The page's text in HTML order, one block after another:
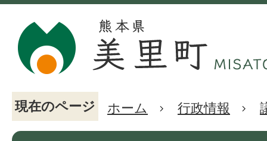
現在のページ ホーム 行政情報